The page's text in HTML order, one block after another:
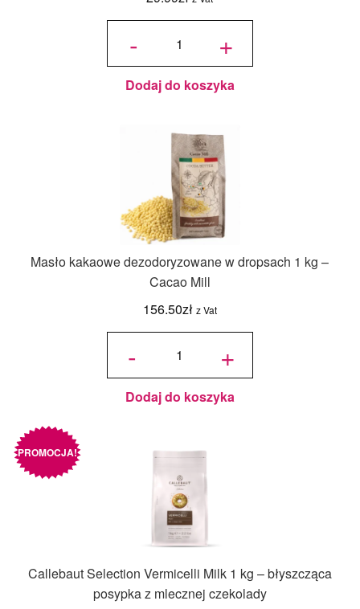
-
ilość Saracino
Pasta
Aromatyzująca
200 g +
Dodaj do koszyka
Masło kakaowe dezodoryzowane w dropsach 1 kg –
Cacao Mill
156.50zł z Vat
-
ilość Masło
dezodoryzowane
w dropsach 1 kg
– Cacao Mill +
Dodaj do koszyka
Callebaut Selection Vermicelli Milk 1 kg – błyszcząca
posypka z mlecznej czekolady
PROMOCJA!